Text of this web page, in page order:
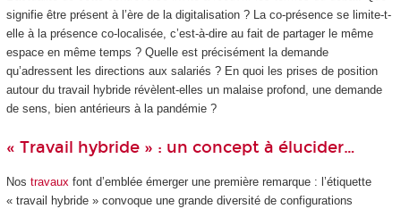
signifie être présent à l’ère de la digitalisation ? La co-présence se limite-t-
elle à la présence co-localisée, c’est-à-dire au fait de partager le même
espace en même temps ? Quelle est précisément la demande
qu’adressent les directions aux salariés ? En quoi les prises de position
autour du travail hybride révèlent-elles un malaise profond, une demande
de sens, bien antérieurs à la pandémie ?
« Travail hybride » : un concept à élucider…
Nos travauxfont d’emblée émerger une première remarque : l’étiquette
« travail hybride » convoque une grande diversité de configurations